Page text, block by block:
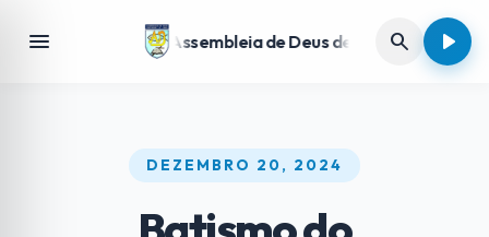
menu Assembleia de Deus de Porto Alegre
search play_arrow
DEZEMBRO 20, 2024